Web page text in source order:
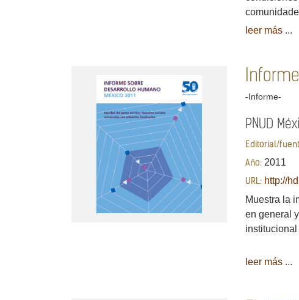
leer más ...
-Informe-
PNUD
Editorial/
Año: 2011
URL: http://
Muestra la
en general
leer más ...